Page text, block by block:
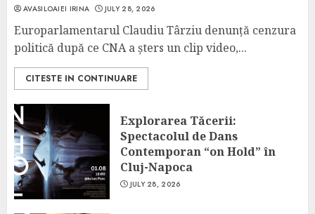
AVASILOAIEI IRINA JULY 28, 2026
Europarlamentarul Claudiu Târziu denunță cenzura
politică după ce CNA a șters un clip video,...
CITESTE IN CONTINUARE
Explorarea Tăcerii:
Spectacolul de Dans
Contemporan “on Hold” în
Cluj-Napoca
JULY 28, 2026